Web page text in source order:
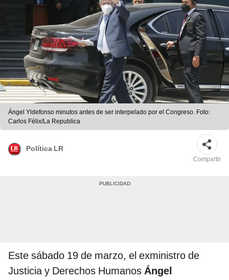
Ángel Yldefonso minutos antes de ser interpelado por el Congreso. Foto:
Carlos Félix/La Republica
Política LR
Compartir
Este sábado 19 de marzo, el exministro de
Justicia y Derechos Humanos Ángel